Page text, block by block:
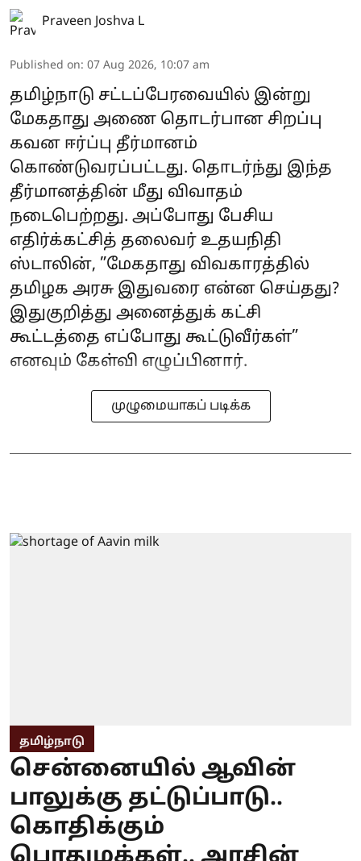
Praveen Joshva L
Published on: 07 Aug 2026, 10:07 am
தமிழ்நாடு சட்டப்பேரவையில் இன்று
மேகதாது அணை தொடர்பான சிறப்பு
கவன ஈர்ப்பு தீர்மானம்
கொண்டுவரப்பட்டது. தொடர்ந்து இந்த
தீர்மானத்தின் மீது விவாதம்
நடைபெற்றது. அப்போது பேசிய
எதிர்க்கட்சித் தலைவர் உதயநிதி
ஸ்டாலின், ”மேகதாது விவகாரத்தில்
தமிழக அரசு இதுவரை என்ன செய்தது?
இதுகுறித்து அனைத்துக் கட்சி
கூட்டத்தை எப்போது கூட்டுவீர்கள்”
எனவும் கேள்வி எழுப்பினார்.
முழுமையாகப் படிக்க
தமிழ்நாடு
சென்னையில் ஆவின்
பாலுக்கு தட்டுப்பாடு..
கொதிக்கும்